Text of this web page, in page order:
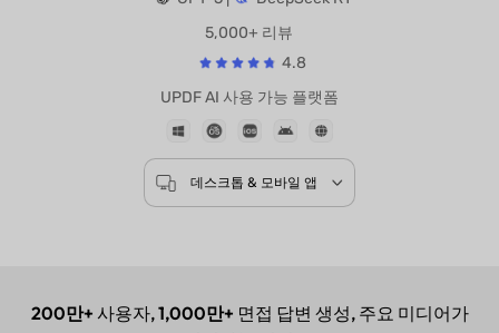
기반 모델
GPT-5 |
DeepSeek R1
UPDF AI 사용 가능 플랫폼
200만+ 사용자,1,000만+ 면접 답변 생성, 주요 미디어가